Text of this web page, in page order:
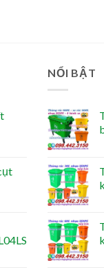
NỔI BẬT